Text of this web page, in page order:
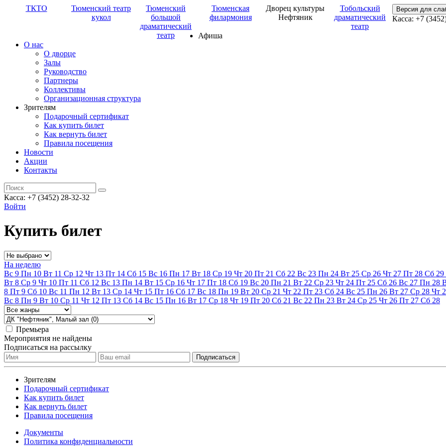
ТКТО
Тюменский театр
кукол
Тюменский
большой
драматический
театр
Тюменская
филармония
Дворец культуры
Нефтяник
Тобольский
драматический
театр
Версия для
Касса: +7
Афиша
О нас
О дворце
Залы
Руководство
Партнеры
Коллективы
Организационная структура
Зрителям
Подарочный сертификат
Как купить билет
Как вернуть билет
Правила посещения
Новости
Акции
Контакты
Касса: +7 (3452) 28-32-32
Войти
Купить билет
На неделю
Вс 9 Пн 10 Вт 11 Ср 12 Чт 13 Пт 14 Сб 15 Вс 16 Пн 17 Вт 18 Ср 19 Чт 20 Пт 21 Сб 22 Вс 23 Пн 24 Вт 25 Ср 26 Чт 27 Пт 28 Сб 29
Вт 8 Ср 9 Чт 10 Пт 11 Сб 12 Вс 13 Пн 14 Вт 15 Ср 16 Чт 17 Пт 18 Сб 19 Вс 20 Пн 21 Вт 22 Ср 23 Чт 24 Пт 25 Сб 26 Вс 27 Пн 28
8 Пт 9 Сб 10 Вс 11 Пн 12 Вт 13 Ср 14 Чт 15 Пт 16 Сб 17 Вс 18 Пн 19 Вт 20 Ср 21 Чт 22 Пт 23 Сб 24 Вс 25 Пн 26 Вт 27 Ср 28 Чт
Вс 8 Пн 9 Вт 10 Ср 11 Чт 12 Пт 13 Сб 14 Вс 15 Пн 16 Вт 17 Ср 18 Чт 19 Пт 20 Сб 21 Вс 22 Пн 23 Вт 24 Ср 25 Чт 26 Пт 27 Сб 28
Премьера
Мероприятия не найдены
Подписаться на рассылку
Зрителям
Подарочный сертификат
Как купить билет
Как вернуть билет
Правила посещения
Документы
Политика конфиденциальности